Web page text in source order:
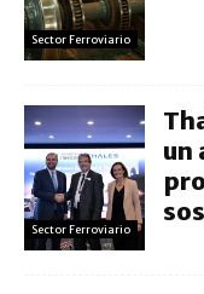
Sector Ferroviario
Sector Ferroviario
un